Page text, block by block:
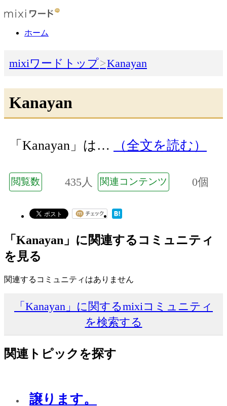
ホーム
mixiワードトップ Kanayan
Kanayan
「Kanayan」は… （全文を読む）
閲覧数 435人 関連コンテンツ 0個
「Kanayan」に関連するコミュニティ
を見る
関連するコミュニティはありません
「Kanayan」に関するmixiコミュニティ
を検索する
関連トピックを探す
譲ります。